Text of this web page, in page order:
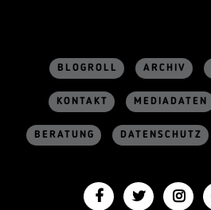
BLOGROLL ARCHIV
KONTAKT MEDIADATEN
BERATUNG DATENSCHUTZ